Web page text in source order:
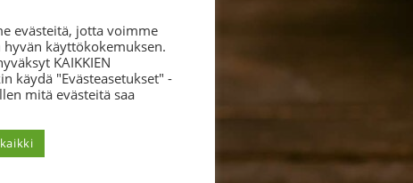
evästeitä, jotta voimme
käyttökokemuksen.
KAIKKIEN
käydä "Evästeasetukset" -
mitä evästeitä saa